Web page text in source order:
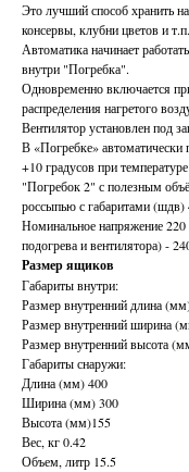
Это лучший способ хранить
консервы, клубни цветов и
Автоматика начинает
внутри "Погребка".
Одновременно включается
распределения нагретого
Вентилятор установлен под
В «Погребке» автоматически
+10 градусов при
"Погребок 2" с полезным
россыпью с габаритами (шдв)
Номинальное напряжение
подогрева и вентилятора) -
Размер ящиков
Габариты внутри:
Размер внутренний длина
Размер внутренний ширина
Размер внутренний высота
Габариты снаружи:
Длина (мм) 400
Ширина (мм) 300
Высота (мм)155
Вес, кг 0.42
Объем, литр 15.5